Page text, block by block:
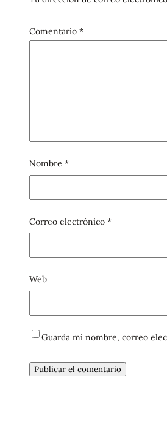
Comentario *
Nombre *
Correo electrónico *
Web
Guarda mi nombre, correo